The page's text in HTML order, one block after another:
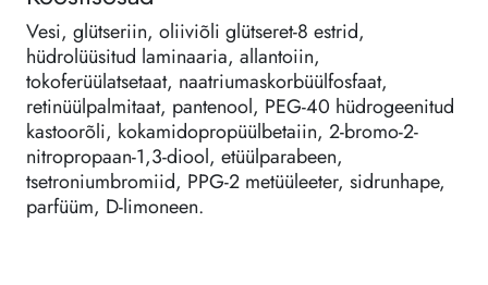
Vesi, glütseriin, oliiviõli glütseret-8 estrid,
hüdrolüüsitud laminaaria, allantoiin,
tokoferüülatsetaat, naatriumaskorbüülfosfaat,
retinüülpalmitaat, pantenool, PEG-40 hüdrogeenitud
kastoorõli, kokamidopropüülbetaiin, 2-bromo-2-
nitropropaan-1,3-diool, etüülparabeen,
tsetroniumbromiid, PPG-2 metüüleeter, sidrunhape,
parfüüm, D-limoneen.